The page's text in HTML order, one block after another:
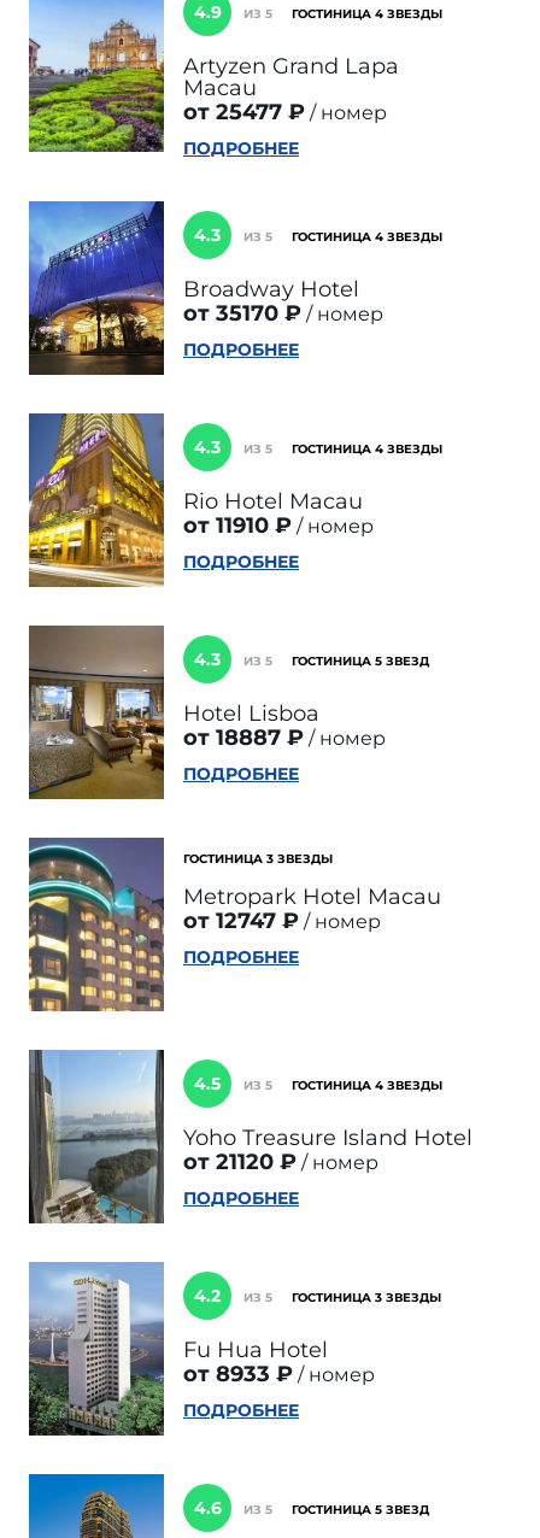
4.9 ИЗ 5 ГОСТИНИЦА 4 ЗВЕЗДЫ
Artyzen Grand Lapa
Macau
от 25477 ₽
номер
ПОДРОБНЕЕ
4.3 ИЗ 5 ГОСТИНИЦА 4 ЗВЕЗДЫ
Broadway Hotel
от 35170 ₽
номер
ПОДРОБНЕЕ
4.3 ИЗ 5 ГОСТИНИЦА 4 ЗВЕЗДЫ
Rio Hotel Macau
от 11910 ₽
номер
ПОДРОБНЕЕ
4.3 ИЗ 5 ГОСТИНИЦА 5 ЗВЕЗД
Hotel Lisboa
от 18887 ₽
номер
ПОДРОБНЕЕ
ГОСТИНИЦА 3 ЗВЕЗДЫ
Metropark Hotel Macau
от 12747 ₽
номер
ПОДРОБНЕЕ
4.5 ИЗ 5 ГОСТИНИЦА 4 ЗВЕЗДЫ
Yoho Treasure Island Hotel
от 21120 ₽
номер
ПОДРОБНЕЕ
4.2 ИЗ 5 ГОСТИНИЦА 3 ЗВЕЗДЫ
Fu Hua Hotel
от 8933 ₽
номер
ПОДРОБНЕЕ
4.6 ИЗ 5 ГОСТИНИЦА 5 ЗВЕЗД